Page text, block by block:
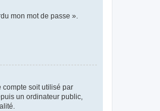
mon mot de passe ».
compte soit utilisé par
un ordinateur public,